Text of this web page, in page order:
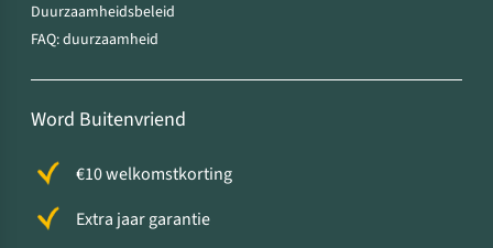
Duurzaamheidsbeleid
FAQ: duurzaamheid
Word Buitenvriend
€10 welkomstkorting
Extra jaar garantie